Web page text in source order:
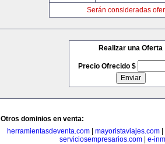
Serán consideradas
Realizar una Oferta
Precio Ofrecido $
Otros dominios en venta:
herramientasdeventa.com| mayoristaviajes.com|
serviciosempresarios.com| e-